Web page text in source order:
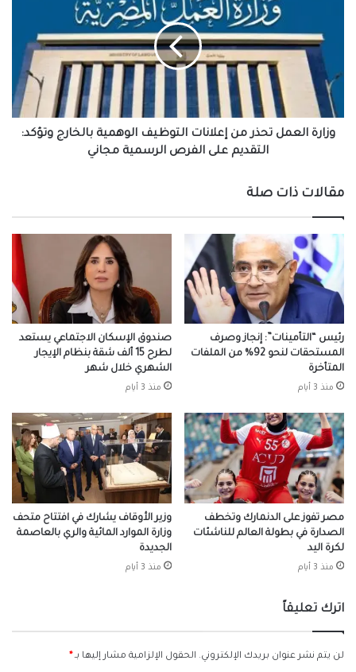
إعلانات
التوظيف
الوهمية
بالخارج
وتؤكد:
التقديم
مجاني
وزارة العمل تحذر من إعلانات التوظيف الوهمية بالخارج وتؤكد:
التقديم على الفرص الرسمية مجاني
مقالات ذات صلة
رئيس “التأمينات”: إنجاز وصرف
المستحقات لنحو 92% من الملفات
المتأخرة
منذ 3 أيام
صندوق الإسكان الاجتماعي يستعد
لطرح 15 ألف شقة بنظام الإيجار
الشهري خلال شهر
منذ 3 أيام
مصر تفوز على الدنمارك وتخطف
الصدارة في بطولة العالم للناشئات
لكرة اليد
منذ 3 أيام
وزير الأوقاف يشارك في افتتاح متحف
وزارة الموارد المائية والري بالعاصمة
الجديدة
منذ 3 أيام
اترك تعليقاً
لن يتم نشر عنوان بريدك الإلكتروني. الحقول الإلزامية مشار إليها بـ*